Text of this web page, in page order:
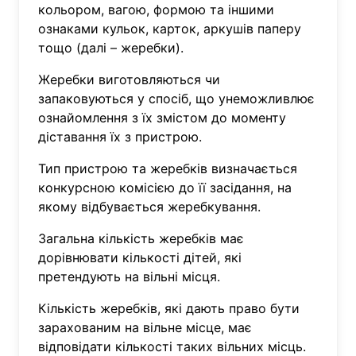
кольором, вагою, формою та іншими
ознаками кульок, карток, аркушів паперу
тощо (далі – жеребки).
Жеребки виготовляються чи
запаковуються у спосіб, що унеможливлює
ознайомлення з їх змістом до моменту
діставання їх з пристрою.
Тип пристрою та жеребків визначається
конкурсною комісією до її засідання, на
якому відбувається жеребкування.
Загальна кількість жеребків має
дорівнювати кількості дітей, які
претендують на вільні місця.
Кількість жеребків, які дають право бути
зарахованим на вільне місце, має
відповідати кількості таких вільних місць.